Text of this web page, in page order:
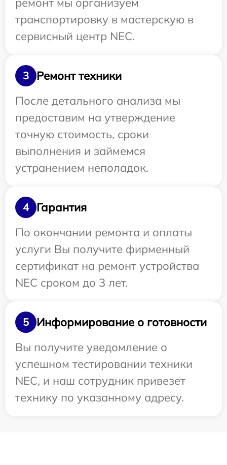
транспортировку в мастерскую в
сервисный центр NEC.
3
Ремонт техники
После детального анализа мы
предоставим на утверждение
точную стоимость, сроки
выполнения и займемся
устранением неполадок.
4
Гарантия
По окончании ремонта и оплаты
услуги Вы получите фирменный
сертификат на ремонт устройства
NEC сроком до 3 лет.
5
Информирование о готовности
Вы получите уведомление о
успешном тестировании техники
NEC, и наш сотрудник привезет
технику по указанному адресу.